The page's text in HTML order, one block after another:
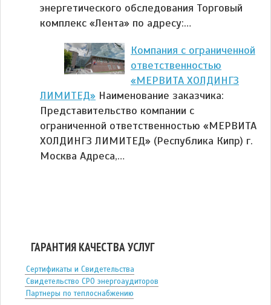
энергетического обследования Торговый
комплекс «Лента» по адресу:…
Компания с ограниченной
ответственностью
«МЕРВИТА ХОЛДИНГЗ
ЛИМИТЕД» Наименование заказчика:
Представительство компании с
ограниченной ответственностью «МЕРВИТА
ХОЛДИНГЗ ЛИМИТЕД» (Республика Кипр) г.
Москва Адреса,…
ГАРАНТИЯ КАЧЕСТВА УСЛУГ
Сертификаты и Свидетельства
Свидетельство СРО энергоаудиторов
Партнеры по теплоснабжению